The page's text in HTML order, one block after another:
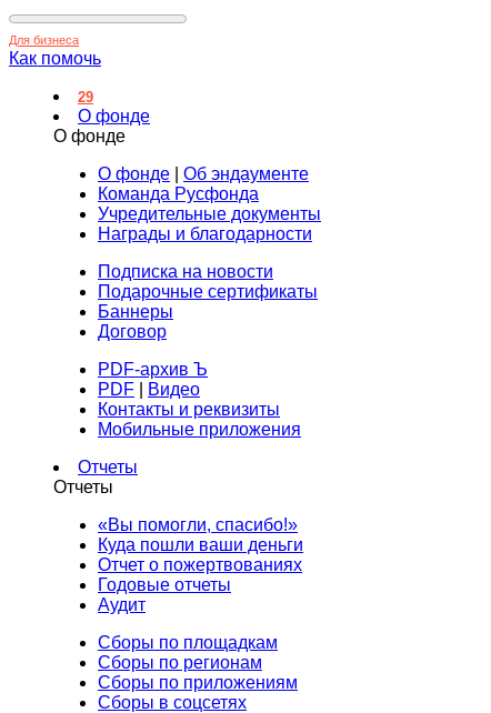
Для бизнеса
Как помочь
29
О фонде
О фонде
О фонде
Об эндаументе
Команда Русфонда
Учредительные документы
Награды и благодарности
Подписка на новости
Подарочные сертификаты
Баннеры
Договор
PDF-архив Ъ
PDF
Видео
Контакты и реквизиты
Мобильные приложения
Отчеты
Отчеты
«Вы помогли, спасибо!»
Куда пошли ваши деньги
Отчет о пожертвованиях
Годовые отчеты
Аудит
Сборы по площадкам
Сборы по регионам
Сборы по приложениям
Сборы в соцсетях